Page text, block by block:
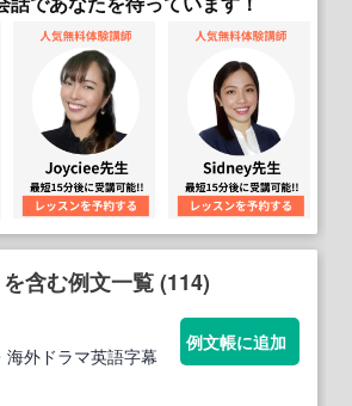
含む例文一覧 (114)
海外ドラマ英語字幕
例文帳に追加